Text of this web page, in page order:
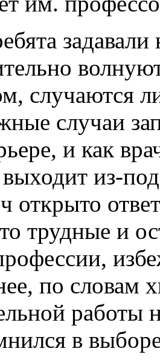
задавали
случаются
случаи
и как
выходит из-
открыто
трудные и
по словам
работы
в